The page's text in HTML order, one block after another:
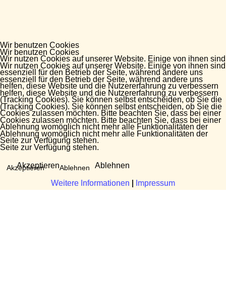
Wir benutzen Cookies
Wir nutzen Cookies auf unserer Website. Einige von ihnen sind
essenziell für den Betrieb der Seite, während andere uns
helfen, diese Website und die Nutzererfahrung zu verbessern
(Tracking Cookies). Sie können selbst entscheiden, ob Sie die
Cookies zulassen möchten. Bitte beachten Sie, dass bei einer
Ablehnung womöglich nicht mehr alle Funktionalitäten der
Seite zur Verfügung stehen.
Akzeptieren Ablehnen
Weitere Informationen Impressum
Wir benutzen Cookies
Wir nutzen Cookies auf unserer Website. Einige von ihnen sind
essenziell für den Betrieb der Seite, während andere uns
helfen, diese Website und die Nutzererfahrung zu verbessern
(Tracking Cookies). Sie können selbst entscheiden, ob Sie die
Cookies zulassen möchten. Bitte beachten Sie, dass bei einer
Ablehnung womöglich nicht mehr alle Funktionalitäten der
Seite zur Verfügung stehen.
Akzeptieren Ablehnen
Weitere Informationen Impressum